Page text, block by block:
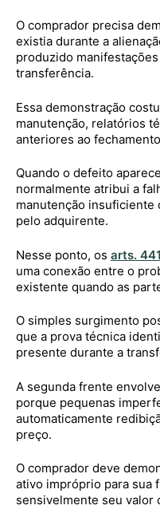
O comprador precisa
existia durante a
produzido
transferência.
Essa demonstração
manutenção, relatórios
anteriores ao
Quando o defeito
normalmente atribui a
manutenção insuficiente
pelo adquirente.
Nesse ponto, os arts.
uma conexão entre o
existente quando as
O simples surgimento
que a prova técnica
presente durante a
A segunda frente
porque pequenas
automaticamente
preço.
O comprador deve
ativo impróprio para sua
sensivelmente seu valor